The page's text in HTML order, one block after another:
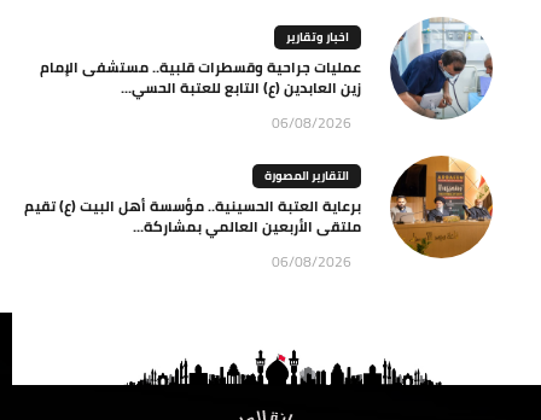
اخبار وتقارير
عمليات جراحية وقسطرات قلبية.. مستشفى الإمام
زين العابدين (ع) التابع للعتبة الحسي...
06/08/2026
التقارير المصورة
برعاية العتبة الحسينية.. مؤسسة أهل البيت (ع) تقيم
ملتقى الأربعين العالمي بمشاركة...
06/08/2026